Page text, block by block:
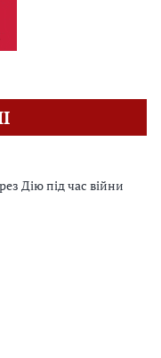
Дію під час війни